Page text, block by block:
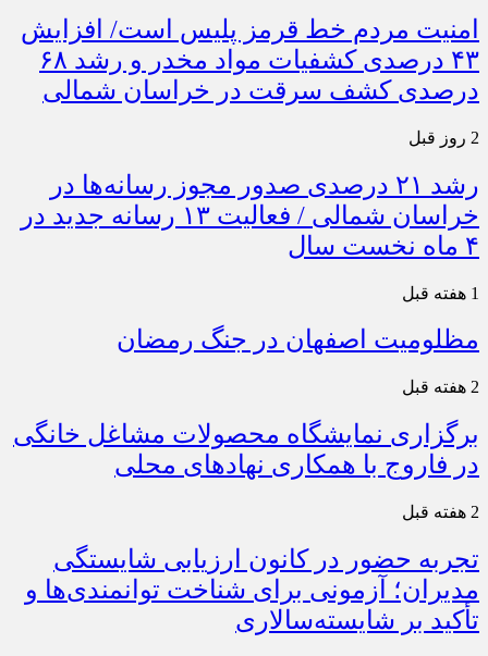
امنیت مردم خط قرمز پلیس است/ افزایش
۴۳ درصدی کشفیات مواد مخدر و رشد ۶۸
درصدی کشف سرقت در خراسان شمالی
2 روز قبل
رشد ۲۱ درصدی صدور مجوز رسانه‌ها در
خراسان شمالی / فعالیت ۱۳ رسانه جدید در
۴ ماه نخست سال
1 هفته قبل
مظلومیت اصفهان در جنگ رمضان
2 هفته قبل
برگزاری نمایشگاه محصولات مشاغل خانگی
در فاروج با همکاری نهادهای محلی
2 هفته قبل
تجربه حضور در کانون ارزیابی شایستگی
مدیران؛ آزمونی برای شناخت توانمندی‌ها و
تأکید بر شایسته‌سالاری